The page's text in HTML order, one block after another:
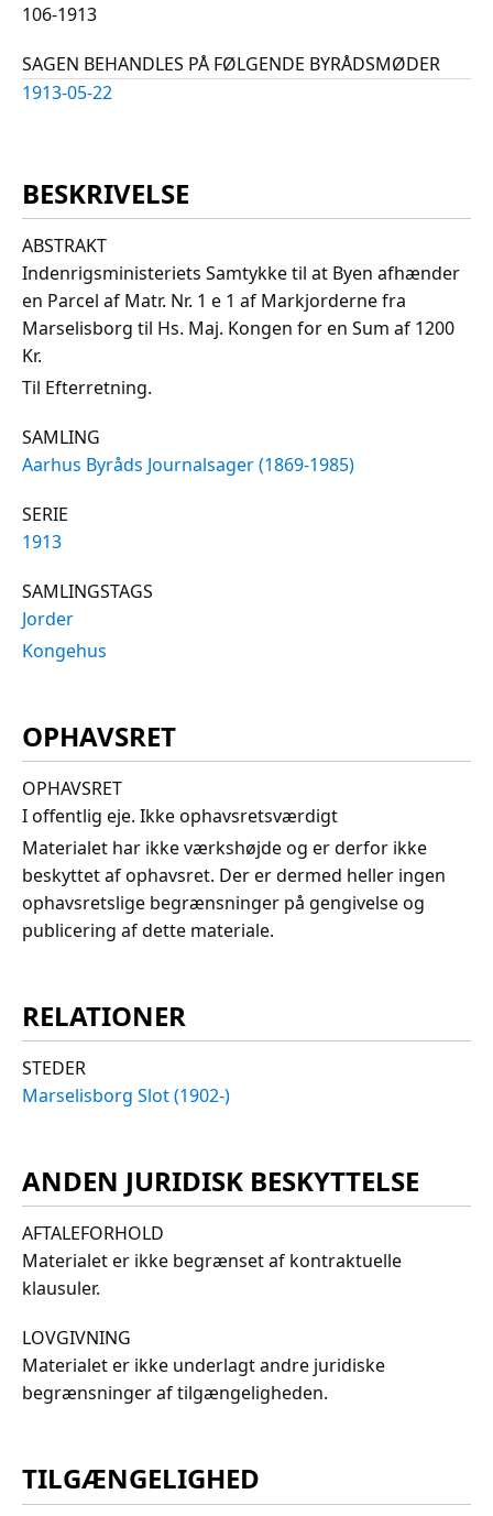
106-1913
SAGEN BEHANDLES PÅ FØLGENDE BYRÅDSMØDER
1913-05-22
BESKRIVELSE
ABSTRAKT
Indenrigsministeriets Samtykke til at Byen afhænder
en Parcel af Matr. Nr. 1 e 1 af Markjorderne fra
Marselisborg til Hs. Maj. Kongen for en Sum af 1200
Kr.
Til Efterretning.
SAMLING
Aarhus Byråds Journalsager (1869-1985)
SERIE
1913
SAMLINGSTAGS
Jorder
Kongehus
OPHAVSRET
OPHAVSRET
I offentlig eje. Ikke ophavsretsværdigt
Materialet har ikke værkshøjde og er derfor ikke
beskyttet af ophavsret. Der er dermed heller ingen
ophavsretslige begrænsninger på gengivelse og
publicering af dette materiale.
RELATIONER
STEDER
Marselisborg Slot (1902-)
ANDEN JURIDISK BESKYTTELSE
AFTALEFORHOLD
Materialet er ikke begrænset af kontraktuelle
klausuler.
LOVGIVNING
Materialet er ikke underlagt andre juridiske
begrænsninger af tilgængeligheden.
TILGÆNGELIGHED